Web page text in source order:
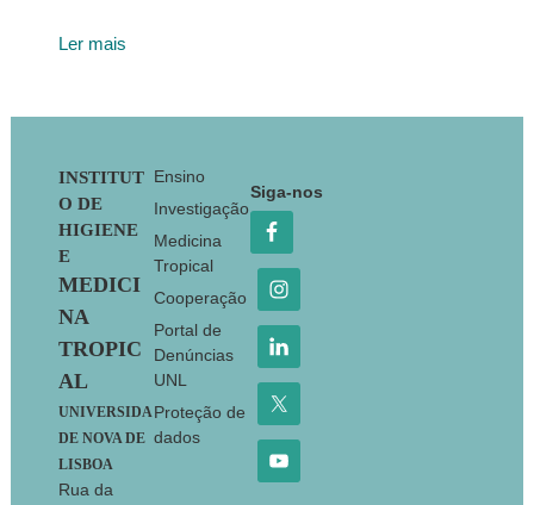
Ler mais
Footer
INSTITUT
O DE
HIGIENE
E
MEDICI
NA
TROPIC
AL
UNIVERSIDA
DE NOVA DE
LISBOA
Rua da
Ensino
Investigação
Medicina
Tropical
Cooperação
Portal de
Denúncias
UNL
Proteção de
dados
Siga-nos